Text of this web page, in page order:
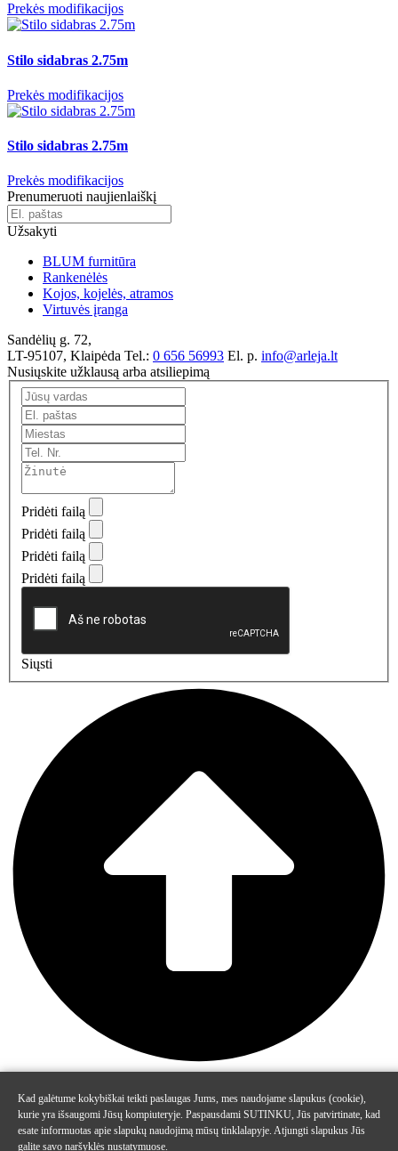
Prekės modifikacijos
Stilo sidabras 2.75m
Prekės modifikacijos
Stilo sidabras 2.75m
Prekės modifikacijos
Prenumeruoti naujienlaiškį
Užsakyti
BLUM furnitūra
Rankenėlės
Kojos, kojelės, atramos
Virtuvės įranga
Sandėlių g. 72,
LT-95107, Klaipėda Tel.: 0 656 56993 El. p. info@arleja.lt
Nusiųskite užklausą arba atsiliepimą
Pridėti failą
Pridėti failą
Pridėti failą
Pridėti failą
Siųsti
Kad galėtume kokybiškai teikti paslaugas Jums, mes naudojame slapukus (cookie),
kurie yra išsaugomi Jūsų kompiuteryje. Paspausdami SUTINKU, Jūs patvirtinate, kad
esate informuotas apie slapukų naudojimą mūsų tinklalapyje. Atjungti slapukus Jūs
galite savo naršyklės nustatymuose.